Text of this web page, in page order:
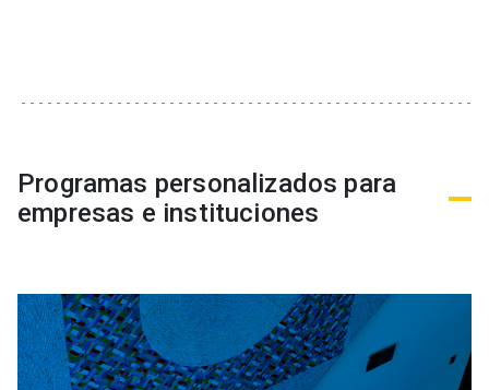
Programas personalizados para
empresas e instituciones